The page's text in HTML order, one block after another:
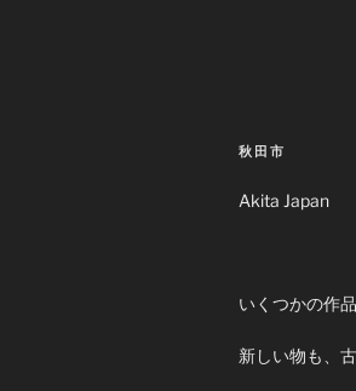
秋田市
Akita Japan
いくつかの作
新しい物も、